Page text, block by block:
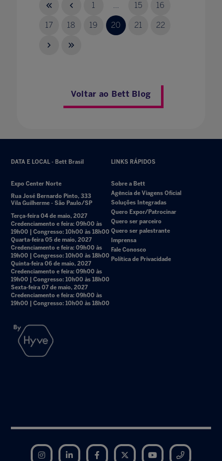
1 ... 15 16
17 18 19 20 21 22
Voltar ao Bett Blog
DATA E LOCAL - Bett Brasil
Expo Center Norte
Rua José Bernardo Pinto, 333
Vila Guilherme - São Paulo/SP
Terça-feira 04 de maio, 2027
Credenciamento e feira: 09h00 às
19h00 | Congresso: 10h00 às 18h00
Quarta-feira 05 de maio, 2027
Credenciamento e feira: 09h00 às
19h00 | Congresso: 10h00 às 18h00
Quinta-feira 06 de maio, 2027
Credenciamento e feira: 09h00 às
19h00 | Congresso: 10h00 às 18h00
Sexta-feira 07 de maio, 2027
Credenciamento e feira: 09h00 às
19h00 | Congresso: 10h00 às 18h00
LINKS RÁPIDOS
Sobre a Bett
Agência de Viagens Oficial
Soluções Integradas
Quero Expor/Patrocinar
Quero ser parceiro
Quero ser palestrante
Imprensa
Fale Conosco
Política de Privacidade
Instagram LinkedIn Facebook Twitter YouTube